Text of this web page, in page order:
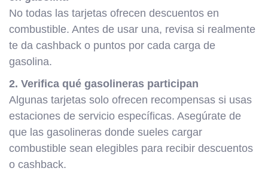
No todas las tarjetas ofrecen descuentos en
combustible. Antes de usar una, revisa si realmente
te da cashback o puntos por cada carga de
gasolina.
2. Verifica qué gasolineras participan
Algunas tarjetas solo ofrecen recompensas si usas
estaciones de servicio específicas. Asegúrate de
que las gasolineras donde sueles cargar
combustible sean elegibles para recibir descuentos
o cashback.